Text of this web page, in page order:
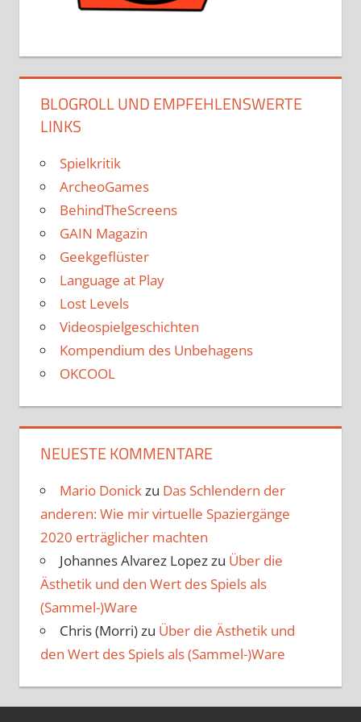
BLOGROLL UND EMPFEHLENSWERTE
LINKS
Spielkritik
ArcheoGames
BehindTheScreens
GAIN Magazin
Geekgeflüster
Language at Play
Lost Levels
Videospielgeschichten
Kompendium des Unbehagens
OKCOOL
NEUESTE KOMMENTARE
Mario Donickzu Das Schlendern der
anderen: Wie mir virtuelle Spaziergänge
2020 erträglicher machten
Johannes Alvarez Lopezzu Über die
Ästhetik und den Wert des Spiels als
(Sammel-)Ware
Chris (Morri)zu Über die Ästhetik und
den Wert des Spiels als (Sammel-)Ware